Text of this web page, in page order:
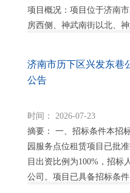
项目概况：项目位于济南
房西侧、神武南街以北、
济南市历下区兴发东巷
公告
时间： 2026-07-23
摘要： 一、招标条件本招
园服务点位租赁项目已批
目出资比例为100%，招标
公司。项目已具备招标条